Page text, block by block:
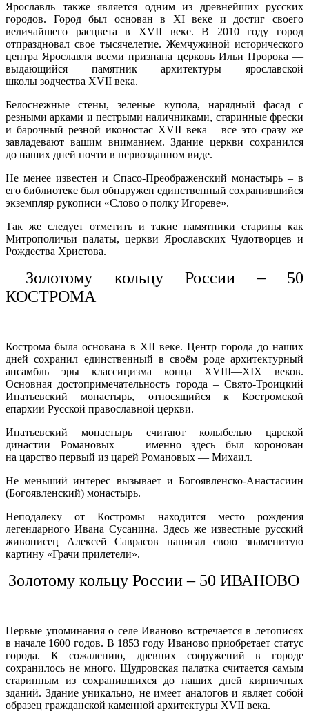
Ярославль также является одним из древнейших русских
городов. Город был основан в XI веке и достиг своего
величайшего расцвета в XVII веке. В 2010 году город
отпраздновал свое тысячелетие. Жемчужиной исторического
центра Ярославля всеми признана церковь Ильи Пророка —
выдающийся памятник архитектуры ярославской
школы зодчества XVII века.
Белоснежные стены, зеленые купола, нарядный фасад с
резными арками и пестрыми наличниками, старинные фрески
и барочный резной иконостас XVII века – все это сразу же
завладевают вашим вниманием. Здание церкви сохранился
до наших дней почти в первозданном виде.
Не менее известен и Спасо-Преображенский монастырь – в
его библиотеке был обнаружен единственный сохранившийся
экземпляр рукописи «Слово о полку Игореве».
Так же следует отметить и такие памятники старины как
Митрополичьи палаты, церкви Ярославских Чудотворцев и
Рождества Христова.
Золотому кольцу России – 50
КОСТРОМА
Кострома была основана в XII веке. Центр города до наших
дней сохранил единственный в своём роде архитектурный
ансамбль эры классицизма конца XVIII—XIX веков.
Основная достопримечательность города – Свято-Троицкий
Ипатьевский монастырь, относящийся к Костромской
епархии Русской православной церкви.
Ипатьевский монастырь считают колыбелью царской
династии Романовых — именно здесь был коронован
на царство первый из царей Романовых — Михаил.
Не меньший интерес вызывает и Богоявленско-Анастасиин
(Богоявленский) монастырь.
Неподалеку от Костромы находится место рождения
легендарного Ивана Сусанина. Здесь же известные русский
живописец Алексей Саврасов написал свою знаменитую
картину «Грачи прилетели».
Золотому кольцу России – 50 ИВАНОВО
Первые упоминания о селе Иваново встречается в летописях
в начале 1600 годов. В 1853 году Иваново приобретает статус
города. К сожалению, древних сооружений в городе
сохранилось не много. Щудровская палатка считается самым
старинным из сохранившихся до наших дней кирпичных
зданий. Здание уникально, не имеет аналогов и являет собой
образец гражданской каменной архитектуры XVII века.